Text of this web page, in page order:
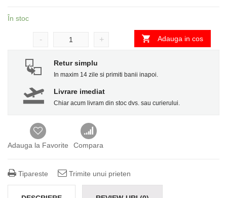
În stoc
- + Adauga in cos
Retur simplu
In maxim 14 zile si primiti banii inapoi.
Livrare imediat
Chiar acum livram din stoc dvs. sau curierului.
Adauga la Favorite Compara
Tipareste Trimite unui prieten